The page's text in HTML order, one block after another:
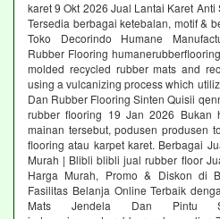
karet 9 Okt 2026 Jual Lantai Karet
Tersedia berbagai ketebalan, motif &
Toko Decorindo Humane
Rubber Flooring
molded recycled rubber mats and
using a vulcanizing process which
Dan Rubber Flooring Sinten Quisii
rubber flooring 19 Jan 2026 Bukan
mainan tersebut, podusen produsen
flooring atau karpet karet. Berbagai
Murah | Blibli blibli jual rubber floor
Harga Murah, Promo & Diskon di
Fasilitas Belanja Online Terbaik
Mats Jendela Dan Pintu